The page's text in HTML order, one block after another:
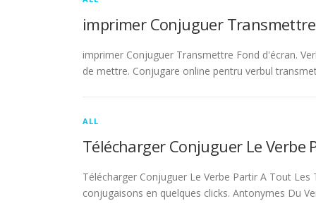
imprimer Conjuguer
imprimer Conjuguer Transmettre Fond d'écran.
de mettre. Conjugare online pentru verbul
ALL
Télécharger Conjuguer Le Verbe
Télécharger Conjuguer Le Verbe Partir A Tout
conjugaisons en quelques clicks. Antonymes Du